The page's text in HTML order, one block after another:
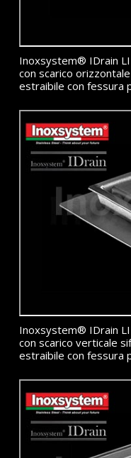
Inoxsystem® IDrain
con scarico
estraibile con fessura
Inoxsystem® IDrain
con scarico verticale
estraibile con fessura